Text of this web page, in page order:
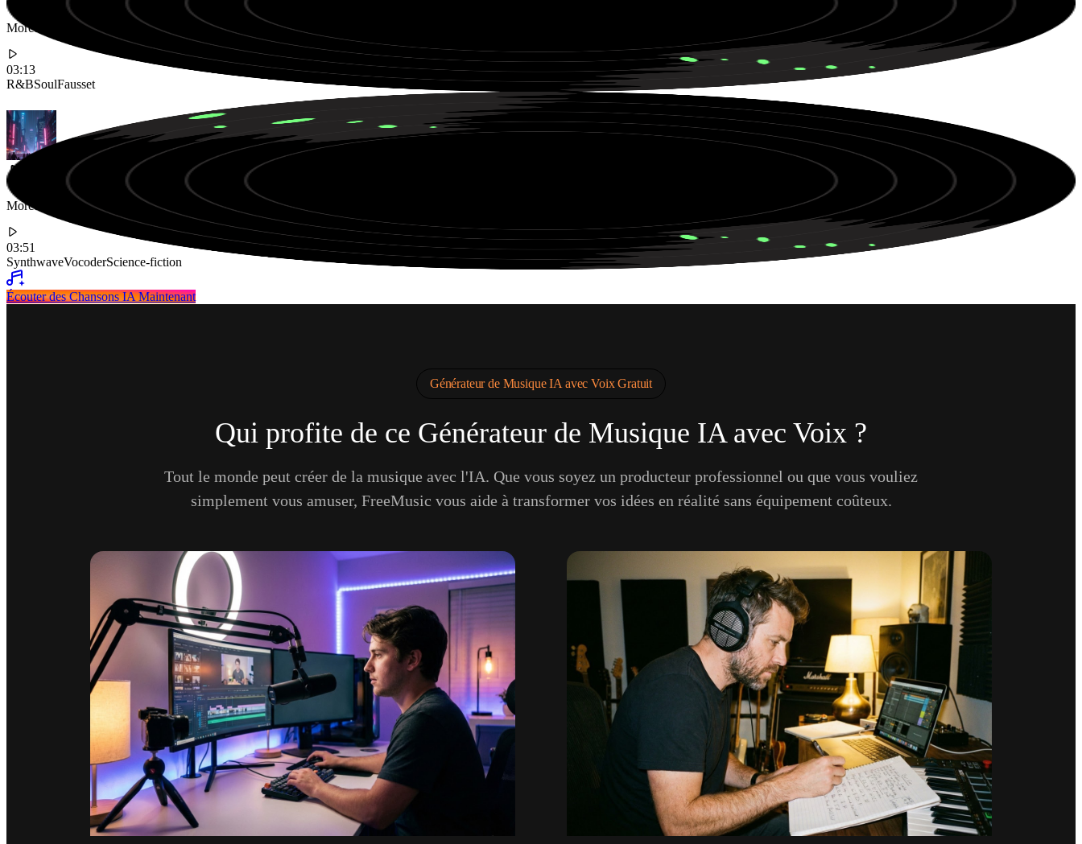
Morceau néo-soul soyeux avec des voix de fausset et un groove décontracté pour les virées nocturnes.
03:13
R&BSoulFausset
Morceau synthwave futuriste avec des paroles robotiques au vocoder sur la vie dans une ville cyberpunk néon.
03:51
SynthwaveVocoderScience-fiction
Écouter des Chansons IA Maintenant
Générateur de Musique IA avec Voix Gratuit
Qui profite de ce Générateur de Musique IA avec Voix ?
Tout le monde peut créer de la musique avec l'IA. Que vous soyez un producteur professionnel ou que vous vouliez
simplement vous amuser, FreeMusic vous aide à transformer vos idées en réalité sans équipement coûteux.